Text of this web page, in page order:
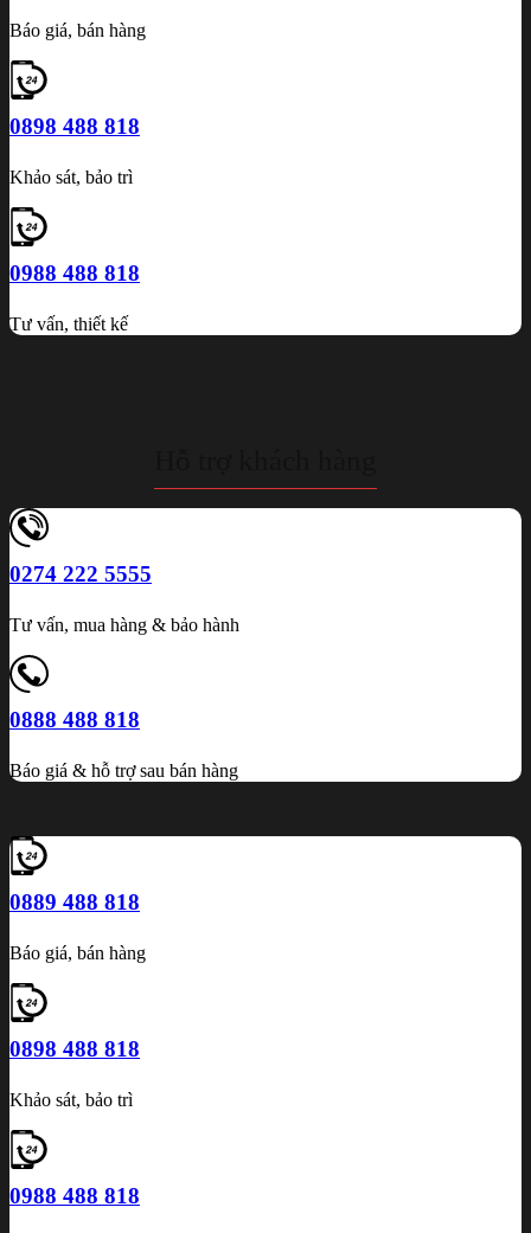
Báo giá, bán hàng
0898 488 818
Khảo sát, bảo trì
0988 488 818
Tư vấn, thiết kế
0274 222 5555
Tư vấn, mua hàng & bảo hành
0888 488 818
Báo giá & hỗ trợ sau bán hàng
0889 488 818
Báo giá, bán hàng
0898 488 818
Khảo sát, bảo trì
0988 488 818